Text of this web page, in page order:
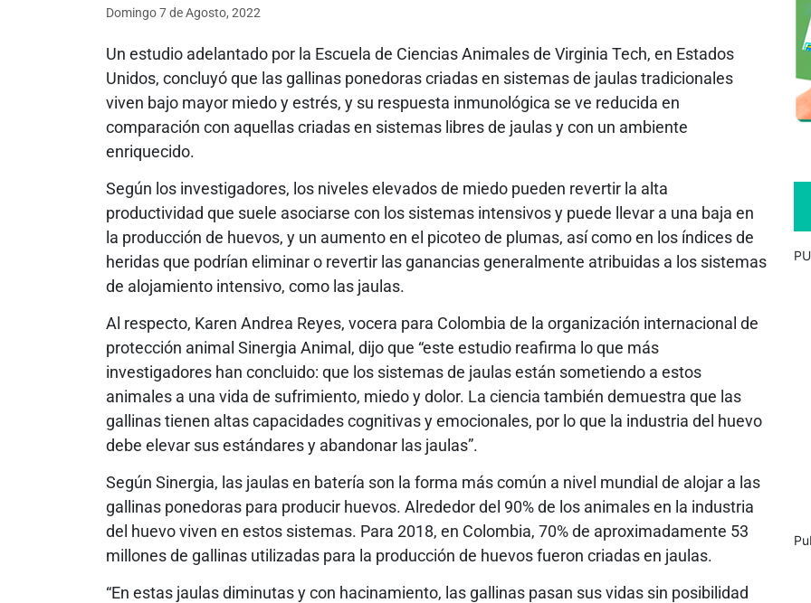
Domingo 7deAgosto, 2022
Un estudio adelantado por la Escuela de Ciencias Animales de Virginia Tech, en Estados
Unidos, concluyó que las gallinas ponedoras criadas en sistemas de jaulas tradicionales
viven bajo mayor miedo y estrés, y su respuesta inmunológica se ve reducida en
comparación con aquellas criadas en sistemas libres de jaulas y con un ambiente
enriquecido.
Según los investigadores, los niveles elevados de miedo pueden revertir la alta
productividad que suele asociarse con los sistemas intensivos y puede llevar a una baja en
la producción de huevos, y un aumento en el picoteo de plumas, así como en los índices de
heridas que podrían eliminar o revertir las ganancias generalmente atribuidas a los sistemas
de alojamiento intensivo, como las jaulas.
Al respecto, Karen Andrea Reyes, vocera para Colombia de la organización internacional de
protección animal Sinergia Animal, dijo que “este estudio reafirma lo que más
investigadores han concluido: que los sistemas de jaulas están sometiendo a estos
animales a una vida de sufrimiento, miedo y dolor. La ciencia también demuestra que las
gallinas tienen altas capacidades cognitivas y emocionales, por lo que la industria del huevo
debe elevar sus estándares y abandonar las jaulas”.
Según Sinergia, las jaulas en batería son la forma más común a nivel mundial de alojar a las
gallinas ponedoras para producir huevos. Alrededor del 90% de los animales en la industria
del huevo viven en estos sistemas. Para 2018, en Colombia, 70% de aproximadamente 53
millones de gallinas utilizadas para la producción de huevos fueron criadas en jaulas.
“En estas jaulas diminutas y con hacinamiento, las gallinas pasan sus vidas sin posibilidad